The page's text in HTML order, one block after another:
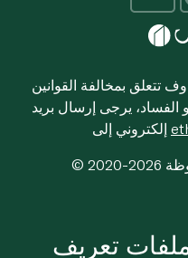
تتعلق بمخالفة القوانين
الفساد، يرجى إرسال بريد
تعريف